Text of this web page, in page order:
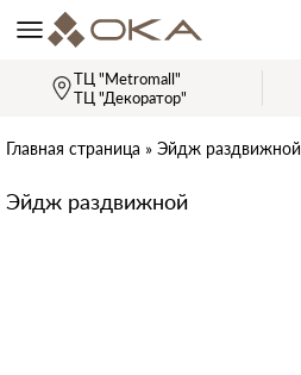
ТЦ "Metromall"
ТЦ "Декоратор"
Главная страница » Эйдж раздвижной
Эйдж раздвижной